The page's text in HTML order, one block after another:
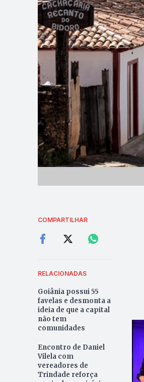
COMPARTILHAR
RELACIONADAS
Goiânia possui 55
favelas e desmonta a
ideia de que a capital
não tem
comunidades
Encontro de Daniel
Vilela com
vereadores de
Trindade reforça